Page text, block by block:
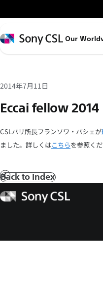
イ
ン
コ
ン
へ
ス
キ
Sony
Our
2014年7月11日
Eccai fellow 2014
CSLパリ所長フランソワ・パシェが
ました。詳しくはこちらを参照くだ
前
Back to Index
Sony
CSL